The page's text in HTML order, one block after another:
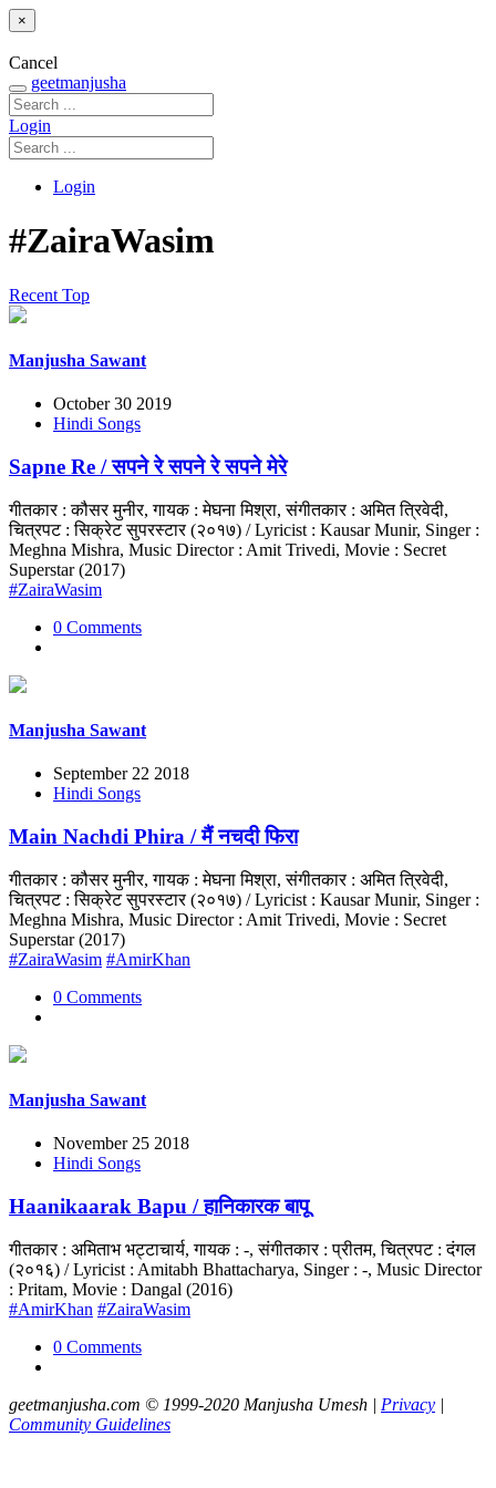
×
Cancel
geetmanjusha
Login
Login
#ZairaWasim
Recent Top
Manjusha Sawant
October 30 2019
Hindi Songs
Sapne Re / सपने रे सपने रे सपने मेरे
गीतकार : कौसर मुनीर, गायक : मेघना मिश्रा, संगीतकार : अमित त्रिवेदी,
चित्रपट : सिक्रेट सुपरस्टार (२०१७) / Lyricist : Kausar Munir, Singer :
Meghna Mishra, Music Director : Amit Trivedi, Movie : Secret
Superstar (2017)
#ZairaWasim
0 Comments
Manjusha Sawant
September 22 2018
Hindi Songs
Main Nachdi Phira / मैं नचदी फिरा
गीतकार : कौसर मुनीर, गायक : मेघना मिश्रा, संगीतकार : अमित त्रिवेदी,
चित्रपट : सिक्रेट सुपरस्टार (२०१७) / Lyricist : Kausar Munir, Singer :
Meghna Mishra, Music Director : Amit Trivedi, Movie : Secret
Superstar (2017)
#ZairaWasim #AmirKhan
0 Comments
Manjusha Sawant
November 25 2018
Hindi Songs
Haanikaarak Bapu / हानिकारक बापू
गीतकार : अमिताभ भट्टाचार्य, गायक : -, संगीतकार : प्रीतम, चित्रपट : दंगल
(२०१६) / Lyricist : Amitabh Bhattacharya, Singer : -, Music Director
: Pritam, Movie : Dangal (2016)
#AmirKhan #ZairaWasim
0 Comments
geetmanjusha.com © 1999-2020 Manjusha Umesh | Privacy |
Community Guidelines